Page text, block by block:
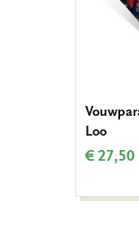
Loo
€ 27,50